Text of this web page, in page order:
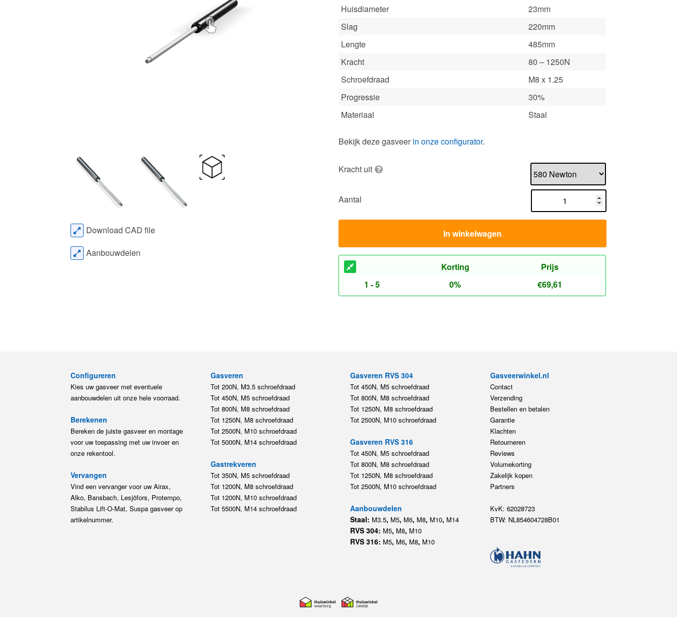
Huisdiameter
23mm
Slag
220mm
Lengte
485mm
Kracht
80 – 1250N
Schroefdraad
M8 x 1.25
Progressie
30%
Materiaal
Staal
Bekijk deze gasveer in onze configurator.
Kracht uit
Aantal
In winkelwagen
Korting
Prijs
1 - 5
0% €69,61
Download CAD file
Aanbouwdelen
Configureren
Kies uw gasveer met eventuele
aanbouwdelen uit onze hele voorraad.
Berekenen
Bereken de juiste gasveer en montage
voor uw toepassing met uw invoer en
onze rekentool.
Vervangen
Vind een vervanger voor uw Airax,
Alko, Bansbach, Lesjöfors, Protempo,
Stabilus Lift-O-Mat, Suspa gasveer op
artikelnummer.
Gasveren
Tot 200N, M3.5 schroefdraad
Tot 450N, M5 schroefdraad
Tot 800N, M8 schroefdraad
Tot 1250N, M8 schroefdraad
Tot 2500N, M10 schroefdraad
Tot 5000N, M14 schroefdraad
Gastrekveren
Tot 350N, M5 schroefdraad
Tot 1200N, M8 schroefdraad
Tot 1200N, M10 schroefdraad
Tot 5500N, M14 schroefdraad
Gasveren RVS 304
Tot 450N, M5 schroefdraad
Tot 800N, M8 schroefdraad
Tot 1250N, M8 schroefdraad
Tot 2500N, M10 schroefdraad
Gasveren RVS 316
Tot 450N, M5 schroefdraad
Tot 800N, M8 schroefdraad
Tot 1250N, M8 schroefdraad
Tot 2500N, M10 schroefdraad
Aanbouwdelen
Staal: M3.5, M5, M6, M8, M10, M14
RVS 304: M5, M8, M10
RVS 316: M5, M6, M8, M10
Gasveerwinkel.nl
Contact
Verzending
Bestellen en betalen
Garantie
Klachten
Retourneren
Reviews
Volumekorting
Zakelijk kopen
Partners
KvK: 62028723
BTW: NL854604728B01